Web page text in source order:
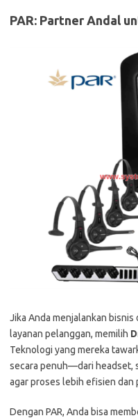
PAR: Partner Andal
Jika Anda menjalankan
layanan pelanggan, memilih
Teknologi yang mereka
secara penuh—dari headset,
agar proses lebih efisien dan
Dengan PAR, Anda bisa